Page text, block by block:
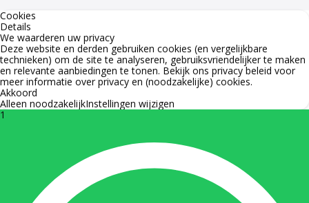
Cookies
Details
We waarderen uw privacy
Deze website en derden gebruiken cookies (en vergelijkbare
technieken) om de site te analyseren, gebruiksvriendelijker te maken
en relevante aanbiedingen te tonen. Bekijk ons privacy beleid voor
meer informatie over privacy en (noodzakelijke) cookies.
Akkoord
Alleen noodzakelijkInstellingen wijzigen
1